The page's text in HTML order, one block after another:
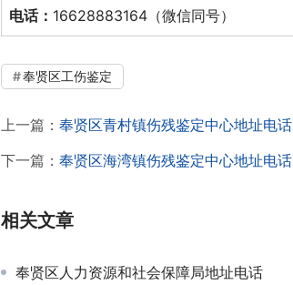
电话： 16628883164（微信同号）
奉贤区工伤鉴定
上一篇： 奉贤区青村镇伤残鉴定中心地址电话
下一篇： 奉贤区海湾镇伤残鉴定中心地址电话
相关文章
奉贤区人力资源和社会保障局地址电话